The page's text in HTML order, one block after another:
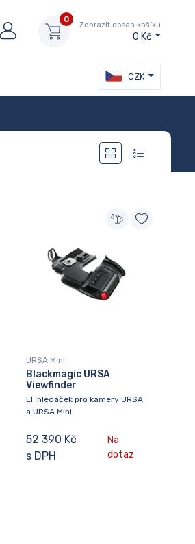
0
Zobrazit obsah košíku
0 Kč
CZK
URSA Mini
Blackmagic URSA
Viewfinder
El. hledáček pro kamery URSA
a URSA Mini
52 390 Kč
s DPH
Na
dotaz